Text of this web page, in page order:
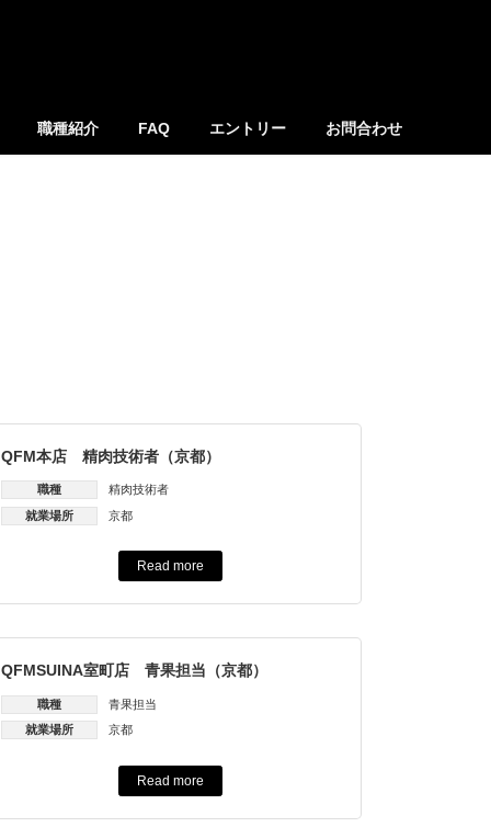
職種紹介 FAQ エントリー お問合わせ
QFM本店 精肉技術者（京都）
職種
精肉技術者
就業場所
京都
Read more
QFMSUINA室町店 青果担当（京都）
職種
青果担当
就業場所
京都
Read more